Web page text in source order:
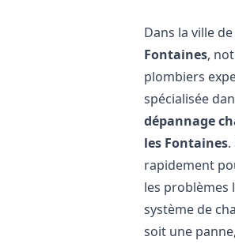
Dans la ville de
Fontaines,
plombiers
spécialisée
dépannage
les Fontaines
rapidement
les problèmes
système de
soit une